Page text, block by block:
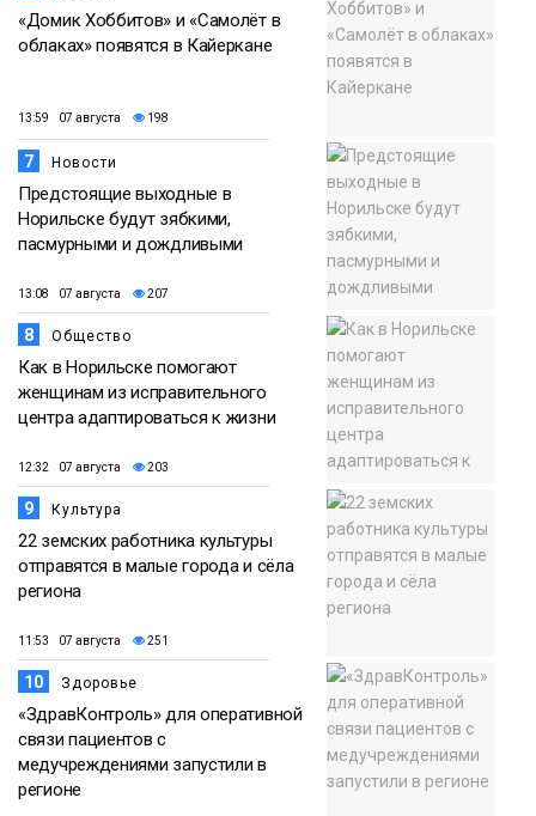
«Домик Хоббитов» и «Самолёт в
облаках» появятся в Кайеркане
13:59 07 августа 198
7 Новости
Предстоящие выходные в
Норильске будут зябкими,
пасмурными и дождливыми
13:08 07 августа 207
8 Общество
Как в Норильске помогают
женщинам из исправительного
центра адаптироваться к жизни
12:32 07 августа 203
9 Культура
22 земских работника культуры
отправятся в малые города и сёла
региона
11:53 07 августа 251
10 Здоровье
«ЗдравКонтроль» для оперативной
связи пациентов с
медучреждениями запустили в
регионе